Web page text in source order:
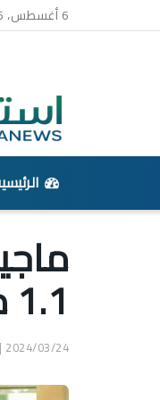
6 أغسطس، 2026 | 1:25 ص
1.1 مليار جنيه في تطوير مشروع تانزا
2024/03/24 | 12:01 مساءً